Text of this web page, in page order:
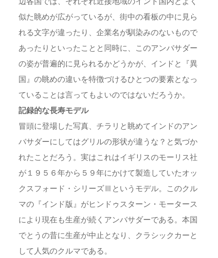
似た眺めが広がっているが、街中の看板の中に見ら
れる文字が違ったり、企業名が馴染みのないもので
あったりといったことと同時に、このアンバサダー
の姿が普遍的に見られるかどうかが、インドと『異
国』の眺めの違いを特徴づけるひとつの要素となっ
ていることは言ってもよいのではないだろうか。
記録的な長寿モデル
冒頭に登場した写真、チラリと眺めてインドのアン
バサダーにしてはグリルの形状が違うな？と気づか
れたことだろう。実はこれはイギリスのモーリス社
が１９５６年から５９年にかけて製造していたオッ
クスフォード・シリーズⅢというモデル。このクル
マの『インド版』がヒンドゥスターン・モータース
により現在も生産が続くアンバサダーである。本国
でとうの昔に生産が中止となり、クラシックカーと
して人気のクルマである。